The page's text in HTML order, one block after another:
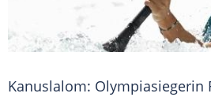
Kanuslalom: Olympiasiegerin